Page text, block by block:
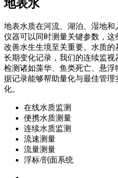
地表水
地表水质在河流、湖泊、湿地
仪器可以同时测量关键参数，
改善水生生境至关重要。水质
长期变化记录，我们的连续监
检测诸如藻华、鱼类死亡、悬
据记录能够帮助量化与最佳管
化。
在线水质监测
便携水质测量
连续水质监测
流速测量
流量测量
浮标/剖面系统